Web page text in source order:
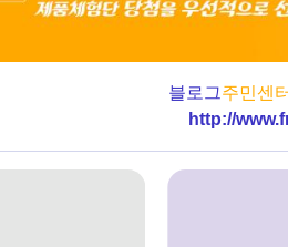
블로그주민센터
http://